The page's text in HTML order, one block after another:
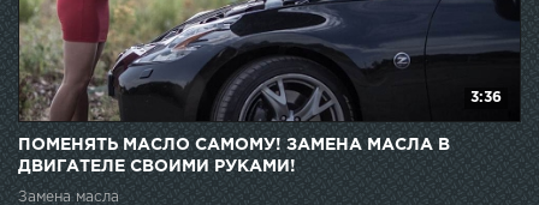
3:36
ПОМЕНЯТЬ МАСЛО САМОМУ! ЗАМЕНА МАСЛА В
ДВИГАТЕЛЕ СВОИМИ РУКАМИ!
Замена масла